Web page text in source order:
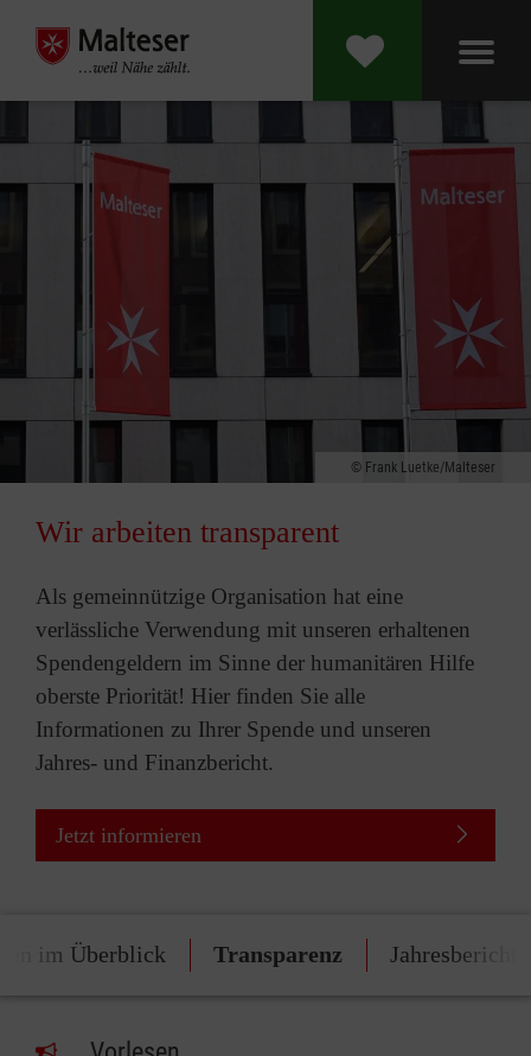
Frank Luetke/Malteser
Wir arbeiten transparent
Als gemeinnützige Organisation hat eine
verlässliche Verwendung mit unseren erhaltenen
Spendengeldern im Sinne der humanitären Hilfe
oberste Priorität! Hier finden Sie alle
Informationen zu Ihrer Spende und unseren
Jahres- und Finanzbericht.
Jetzt informieren
im Überblick Transparenz Jahresbericht